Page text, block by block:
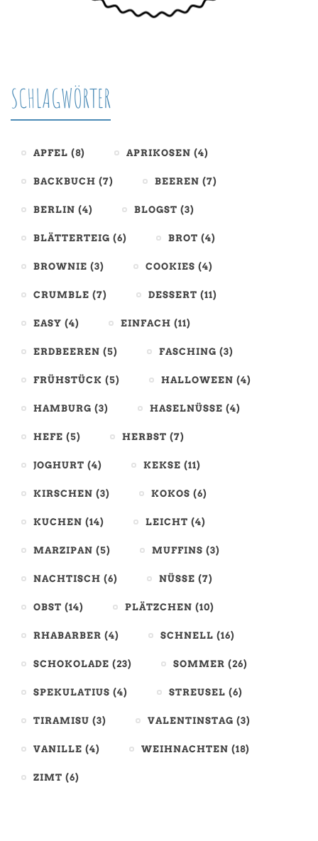
SCHLAGWÖRTER
APFEL (8) APRIKOSEN (4)
BACKBUCH (7) BEEREN (7)
BERLIN (4) BLOGST (3)
BLÄTTERTEIG (6) BROT (4)
BROWNIE (3) COOKIES (4)
CRUMBLE (7) DESSERT (11)
EASY (4) EINFACH (11)
ERDBEEREN (5) FASCHING (3)
FRÜHSTÜCK (5) HALLOWEEN (4)
HAMBURG (3) HASELNÜSSE (4)
HEFE (5) HERBST (7)
JOGHURT (4) KEKSE (11)
KIRSCHEN (3) KOKOS (6)
KUCHEN (14) LEICHT (4)
MARZIPAN (5) MUFFINS (3)
NACHTISCH (6) NÜSSE (7)
OBST (14) PLÄTZCHEN (10)
RHABARBER (4) SCHNELL (16)
SCHOKOLADE (23) SOMMER (26)
SPEKULATIUS (4) STREUSEL (6)
TIRAMISU (3) VALENTINSTAG (3)
VANILLE (4) WEIHNACHTEN (18)
ZIMT (6)